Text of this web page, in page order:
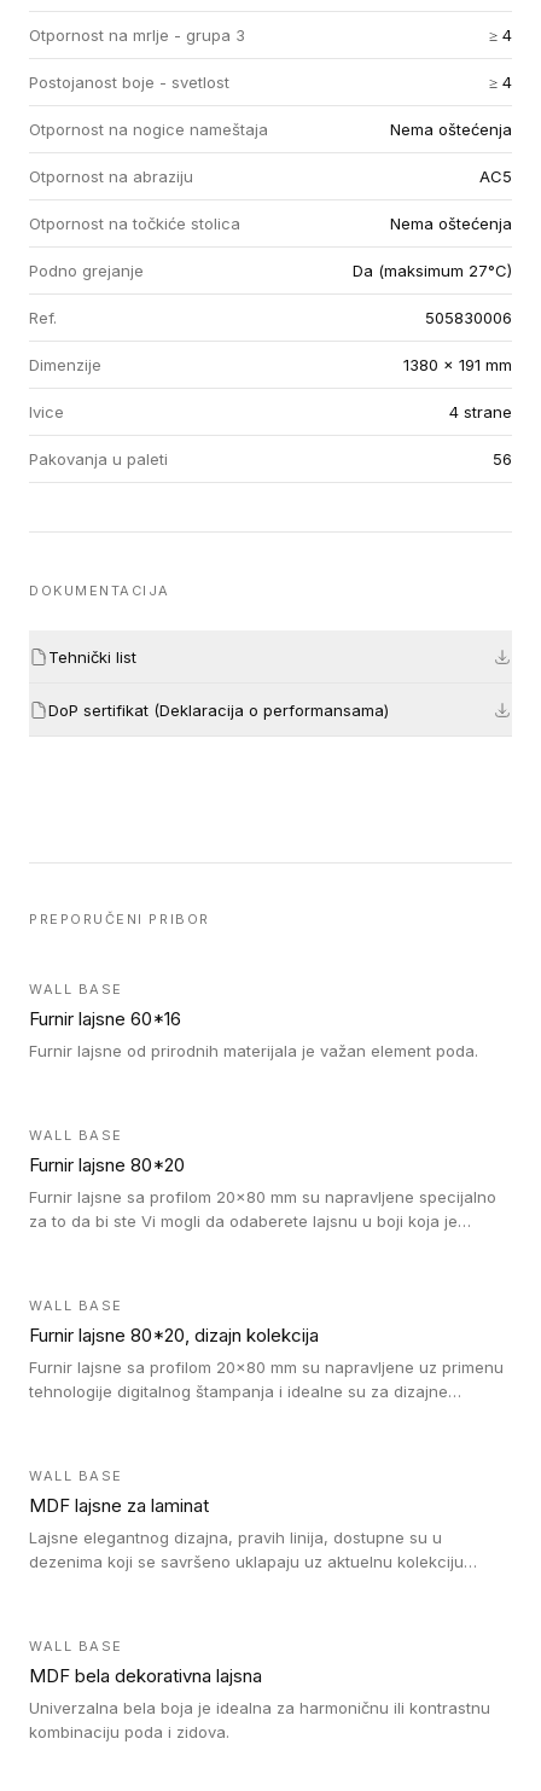
Otpornost na mrlje - grupa 3 ≥ 4
Postojanost boje - svetlost ≥ 4
Otpornost na nogice nameštaja Nema oštećenja
Otpornost na abraziju AC5
Otpornost na točkiće stolica Nema oštećenja
Podno grejanje Da (maksimum 27°C)
Ref. 505830006
Dimenzije 1380 x 191 mm
Ivice 4 strane
Pakovanja u paleti 56
DOKUMENTACIJA
Tehnički list
DoP sertifikat (Deklaracija o performansama)
PREPORUČENI PRIBOR
WALL BASE
Furnir lajsne 60*16
Furnir lajsne od prirodnih materijala je važan element poda.
WALL BASE
Furnir lajsne 80*20
Furnir lajsne sa profilom 20x80 mm su napravljene specijalno
za to da bi ste Vi mogli da odaberete lajsnu u boji koja je
WALL BASE
Furnir lajsne 80*20, dizajn kolekcija
Furnir lajsne sa profilom 20x80 mm su napravljene uz primenu
tehnologije digitalnog štampanja i idealne su za dizajne
WALL BASE
MDF lajsne za laminat
Lajsne elegantnog dizajna, pravih linija, dostupne su u
dezenima koji se savršeno uklapaju uz aktuelnu kolekciju
WALL BASE
MDF bela dekorativna lajsna
Univerzalna bela boja je idealna za harmoničnu ili kontrastnu
kombinaciju poda i zidova.